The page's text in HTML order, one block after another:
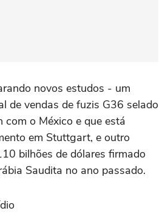
novos estudos - um
de vendas de fuzis G36 selado
com o México e que está
em Stuttgart, e outro
bilhões de dólares firmado
Saudita no ano passado.